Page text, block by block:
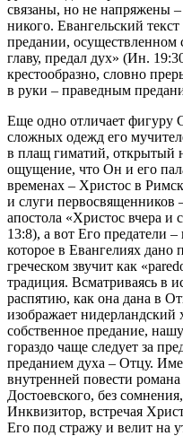
связаны, но не напряжены
никого. Евангельский
предании,
главу, предал дух» (Ин.
крестообразно, словно
в руки – праведным
Еще одно отличает фигуру
сложных одежд его
в плащ гиматий, открытый
ощущение, что Он и его
временах – Христос в
и слуги
апостола «Христос вчера и
13:8), а вот Его предатели
которое в Евангелиях дано
греческом звучит как
традиция. Всматриваясь в
распятию, как она дана в
изображает
собственное предание,
гораздо чаще следует за
преданием духа – Отцу.
внутренней повести
Достоевского, без
Инквизитор, встречая
Его под стражу и велит на